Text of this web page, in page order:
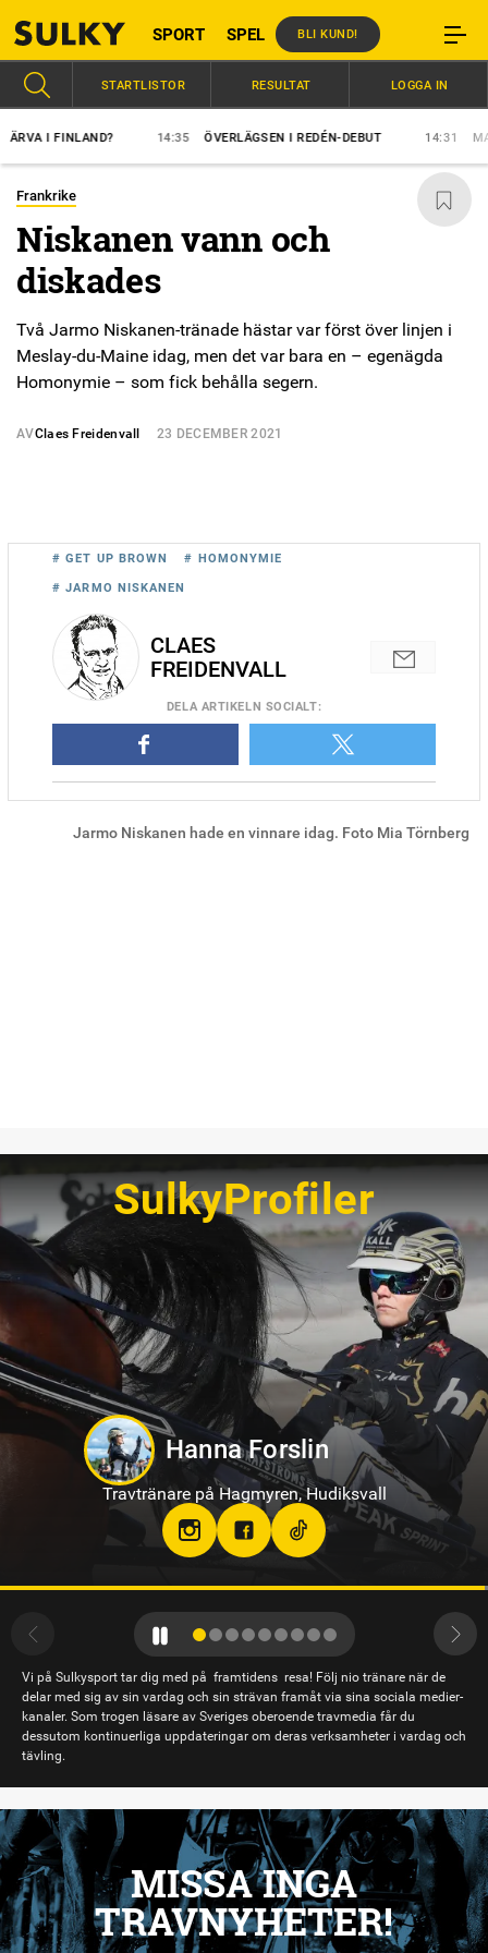
SPORT SPEL BLI KUND!
I FINLAND? 14:35 ÖVERLÄGSEN I REDÉN-DEBUT 14:31
STARTLISTOR RESULTAT LOGGA IN
Frankrike
Niskanen vann och
diskades
Två Jarmo Niskanen-tränade hästar var först över linjen i
Meslay-du-Maine idag, men det var bara en – egenägda
Homonymie – som fick behålla segern.
AVClaes Freidenvall 23 DECEMBER 2021
Jarmo Niskanen hade en vinnare idag. Foto Mia Törnberg
# GET UP BROWN # HOMONYMIE
# JARMO NISKANEN
CLAES
FREIDENVALL
DELA ARTIKELN SOCIALT:
SulkyProfiler
Oskar Kylin Blom
Travtränare på Gävletravet
Vi på Sulkysport tar dig med på framtidens resa! Följ nio tränare när de
delar med sig av sin vardag och sin strävan framåt via sina sociala medier-
kanaler. Som trogen läsare av Sveriges oberoende travmedia får du
dessutom kontinuerliga uppdateringar om deras verksamheter i vardag och
tävling.
MISSA INGA
TRAVNYHETER!